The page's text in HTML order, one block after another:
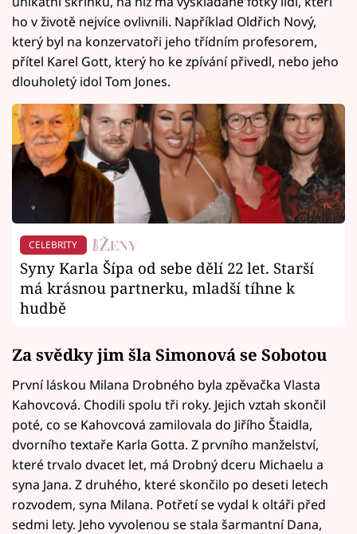
ho v životě nejvíce ovlivnili. Například Oldřich Nový,
který byl na konzervatoři jeho třídním profesorem,
přítel Karel Gott, který ho ke zpívání přivedl, nebo jeho
dlouholetý idol Tom Jones.
CELEBRITY
Syny Karla Šípa od sebe dělí 22 let. Starší
má krásnou partnerku, mladší tíhne k
hudbě
Za svědky jim šla Simonová se Sobotou
První láskou Milana Drobného byla zpěvačka Vlasta
Kahovcová. Chodili spolu tři roky. Jejich vztah skončil
poté, co se Kahovcová zamilovala do Jiřího Štaidla,
dvorního textaře Karla Gotta. Z prvního manželství,
které trvalo dvacet let, má Drobný dceru Michaelu a
syna Jana. Z druhého, které skončilo po deseti letech
rozvodem, syna Milana. Potřetí se vydal k oltáři před
sedmi lety. Jeho vyvolenou se stala šarmantní Dana,